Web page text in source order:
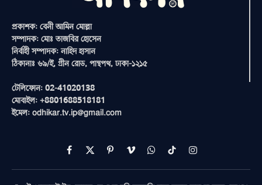
প্রকাশক: বেনী আমিন মোল্লা
সম্পাদক: মোঃ তাজবির হোসেন
নির্বাহী সম্পাদক: নাহিদ হাসান
ঠিকানাঃ ৬৯/ই, গ্রীন রোড, পান্থপথ, ঢাকা-১২১৫
টেলিফোন: 02-41020138
মোবাইল: +8801688518181
ইমেল: odhikar.tv.ip@gmail.com
Facebook
X
(Twitter)
PinterestVimeoWhatsAppTikTokInstagram